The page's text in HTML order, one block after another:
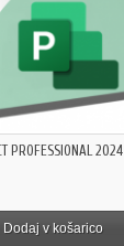
PROFESSIONAL 2024
Dodaj v košarico